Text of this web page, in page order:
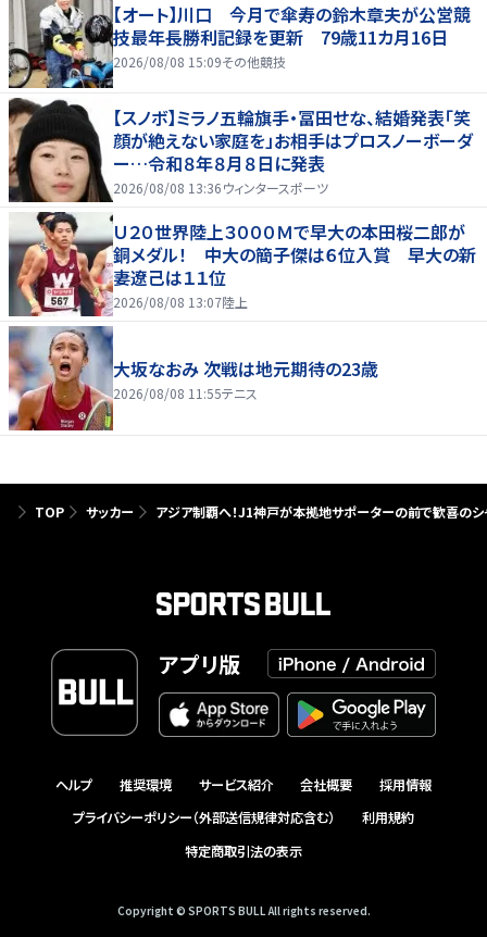
【オート】川口 今月で傘寿の鈴木章夫が公営競
技最年長勝利記録を更新 79歳11カ月16日
2026/08/08 15:09その他競技
【スノボ】ミラノ五輪旗手・冨田せな、結婚発表「笑
顔が絶えない家庭を」お相手はプロスノーボーダ
ー…令和８年８月８日に発表
2026/08/08 13:36ウィンタースポーツ
Ｕ２０世界陸上３０００Ｍで早大の本田桜二郎が
銅メダル！ 中大の簡子傑は６位入賞 早大の新
妻遼己は１１位
2026/08/08 13:07陸上
大坂なおみ 次戦は地元期待の23歳
2026/08/08 11:55テニス
TOP サッカー アジア制覇へ！J1神戸が本拠地サポーターの前で歓喜のシ
アプリ版
ヘルプ 推奨環境 サービス紹介 会社概要
採用情報
プライバシーポリシー（外部送信規律対応含む）
利用規約
特定商取引法の表示
Copyright © SPORTS BULL All rights reserved.